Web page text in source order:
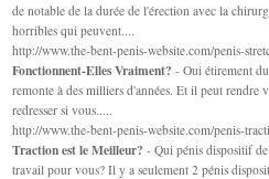
de notable de la durée de l'érection avec la
horribles qui peuvent....
http://www.the-bent-penis-website.com/penis-
Fonctionnent-Elles Vraiment? - Oui étirement
remonte à des milliers d'années. Et il peut rendre
redresser si vous.....
http://www.the-bent-penis-website.com/penis-
Traction est le Meilleur? - Qui pénis dispositif
travail pour vous? Il y a seulement 2 pénis